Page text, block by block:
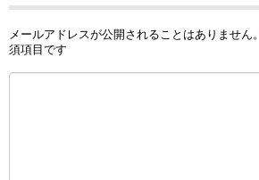
メールアドレスが公開されることはありません。
須項目です